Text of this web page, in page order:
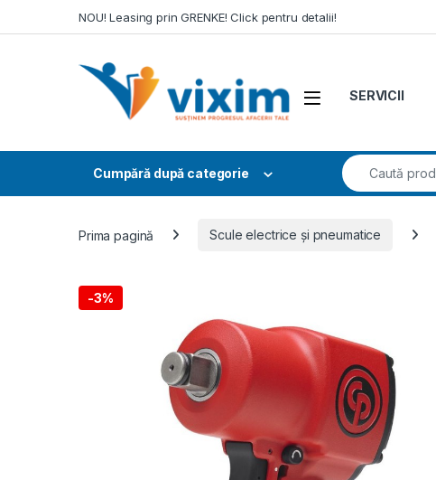
NOU! Leasing prin GRENKE! Click pentru detalii!
SERVICII
Cumpără după categorie
Search for:
Prima pagină Scule electrice și pneumatice
-3%